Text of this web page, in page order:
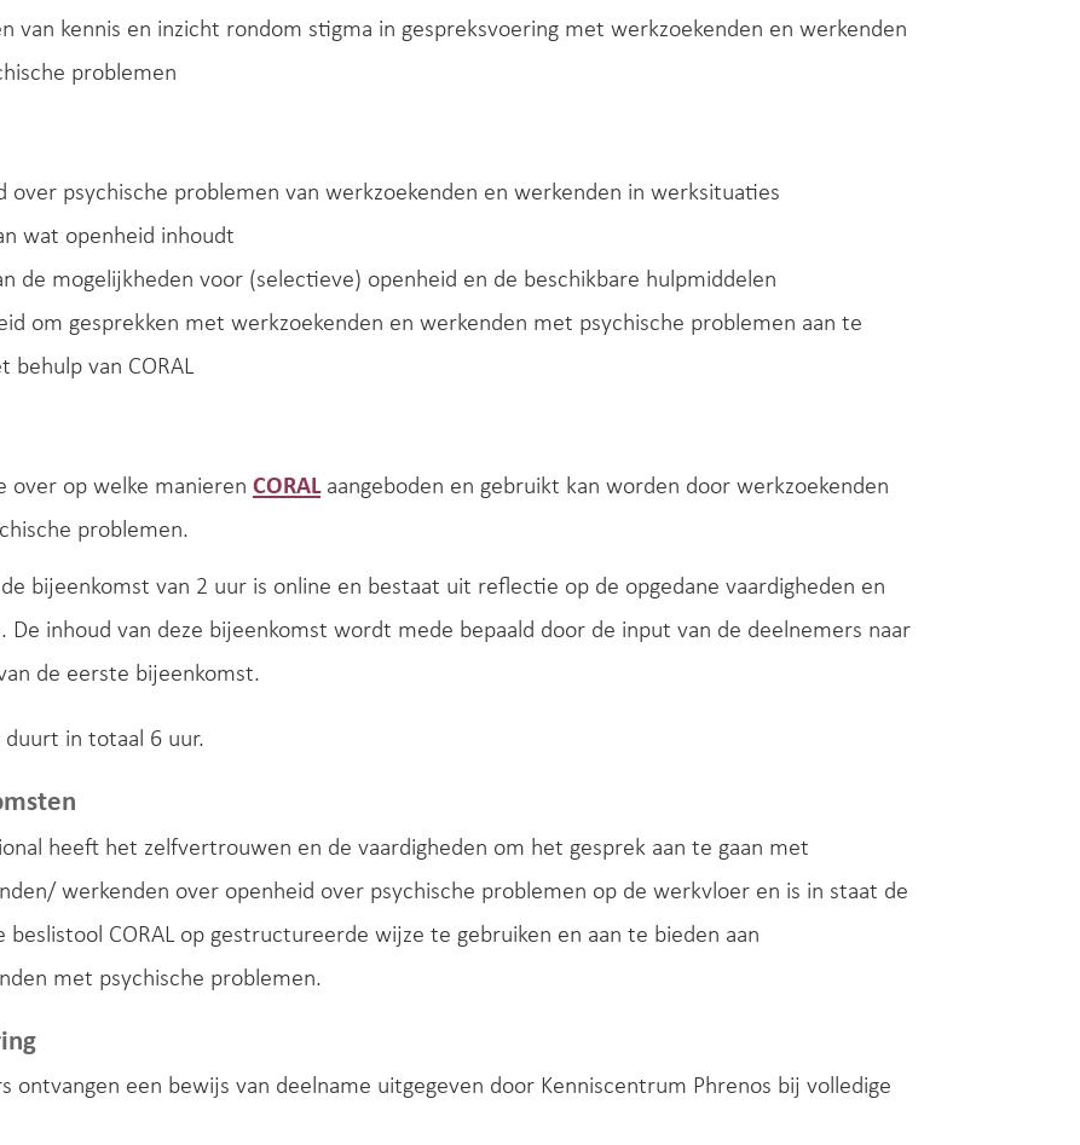
van kennis en inzicht rondom stigma in gespreksvoering met werkzoekenden en werkenden
problemen
over psychische problemen van werkzoekenden en werkenden in werksituaties
wat openheid inhoudt
de mogelijkheden voor (selectieve) openheid en de beschikbare hulpmiddelen
om gesprekken met werkzoekenden en werkenden met psychische problemen aan te
behulp van CORAL
over op welke manieren CORALaangeboden en gebruikt kan worden door werkzoekenden
problemen.
bijeenkomst van 2 uur is online en bestaat uit reflectie op de opgedane vaardigheden en
De inhoud van deze bijeenkomst wordt mede bepaald door de input van de deelnemers naar
de eerste bijeenkomst.
duurt in totaal 6 uur.
heeft het zelfvertrouwen en de vaardigheden om het gesprek aan te gaan met
werkenden over openheid over psychische problemen op de werkvloer en is in staat de
beslistool CORAL op gestructureerde wijze te gebruiken en aan te bieden aan
met psychische problemen.
ontvangen een bewijs van deelname uitgegeven door Kenniscentrum Phrenos bij volledige